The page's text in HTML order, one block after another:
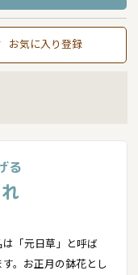
お気に入り登録
る
「元日草」と呼ば
。お正月の鉢花とし